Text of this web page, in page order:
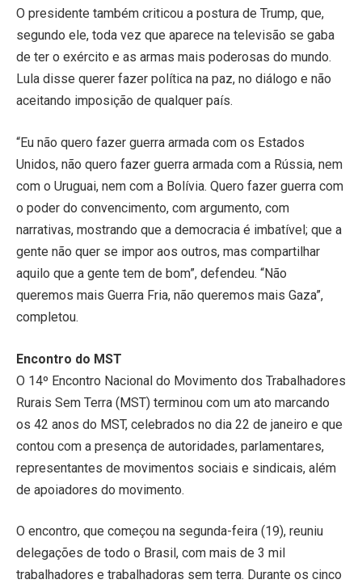
O presidente também criticou a postura de Trump, que,
segundo ele, toda vez que aparece na televisão se gaba
de ter o exército e as armas mais poderosas do mundo.
Lula disse querer fazer política na paz, no diálogo e não
aceitando imposição de qualquer país.
“Eu não quero fazer guerra armada com os Estados
Unidos, não quero fazer guerra armada com a Rússia, nem
com o Uruguai, nem com a Bolívia. Quero fazer guerra com
o poder do convencimento, com argumento, com
narrativas, mostrando que a democracia é imbatível; que a
gente não quer se impor aos outros, mas compartilhar
aquilo que a gente tem de bom”, defendeu. “Não
queremos mais Guerra Fria, não queremos mais Gaza”,
completou.
Encontro do MST
O 14º Encontro Nacional do Movimento dos Trabalhadores
Rurais Sem Terra (MST) terminou com um ato marcando
os 42 anos do MST, celebrados no dia 22 de janeiro e que
contou com a presença de autoridades, parlamentares,
representantes de movimentos sociais e sindicais, além
de apoiadores do movimento.
O encontro, que começou na segunda-feira (19), reuniu
delegações de todo o Brasil, com mais de 3 mil
trabalhadores e trabalhadoras sem terra. Durante os cinco